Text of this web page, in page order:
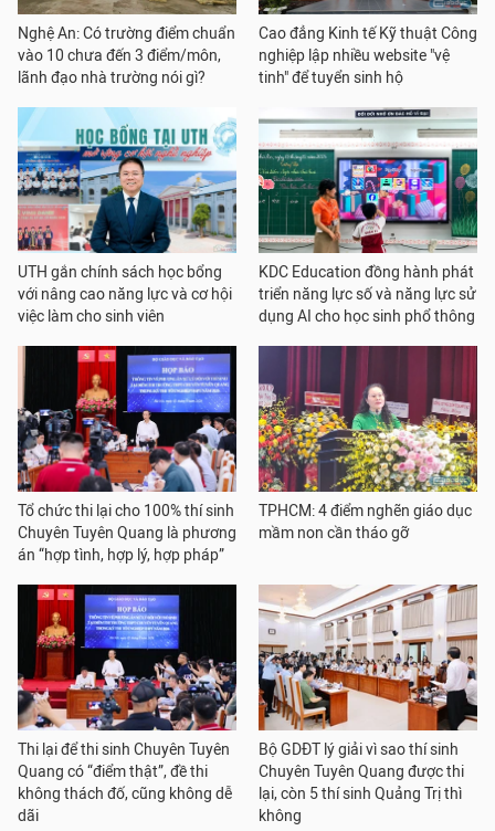
Nghệ An: Có trường điểm chuẩn
vào 10 chưa đến 3 điểm/môn,
lãnh đạo nhà trường nói gì?
Cao đẳng Kinh tế Kỹ thuật Công
nghiệp lập nhiều website "vệ
tinh" để tuyển sinh hộ
UTH gắn chính sách học bổng
với nâng cao năng lực và cơ hội
việc làm cho sinh viên
KDC Education đồng hành phát
triển năng lực số và năng lực sử
dụng AI cho học sinh phổ thông
Tổ chức thi lại cho 100% thí sinh
Chuyên Tuyên Quang là phương
án “hợp tình, hợp lý, hợp pháp”
TPHCM: 4 điểm nghẽn giáo dục
mầm non cần tháo gỡ
Thi lại để thi sinh Chuyên Tuyên
Quang có “điểm thật”, đề thi
không thách đố, cũng không dễ
dãi
Bộ GDĐT lý giải vì sao thí sinh
Chuyên Tuyên Quang được thi
lại, còn 5 thí sinh Quảng Trị thì
không